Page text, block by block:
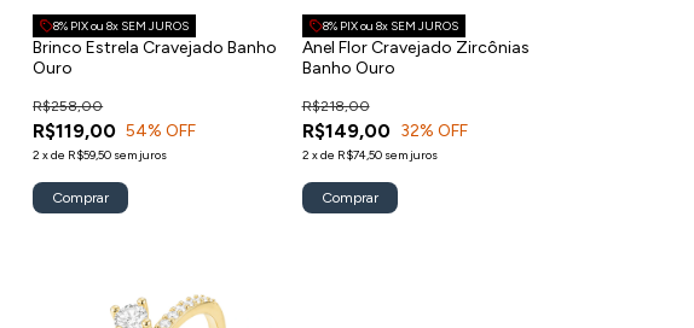
8% PIX ou 8x SEM JUROS
Brinco Estrela Cravejado Banho
Ouro
R$119,00
R$258,00
54% OFF
2 xde R$59,50 sem juros
8% PIX ou 8x SEM JUROS
Anel Flor Cravejado Zircônias
Banho Ouro
R$149,00
R$218,00
32% OFF
2 xde R$74,50 sem juros
Comprar